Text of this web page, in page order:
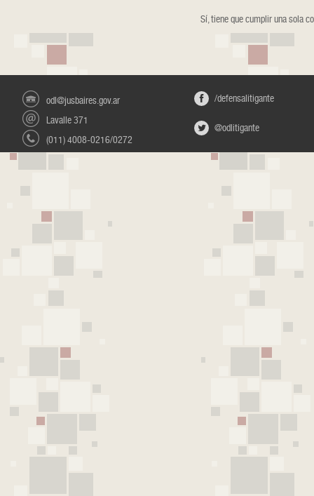
Sí, tiene que cumplir una sola
odl@jusbaires.gov.ar
Lavalle 371
(011) 4008-0216/0272
/defensalitigante
@odlitigante